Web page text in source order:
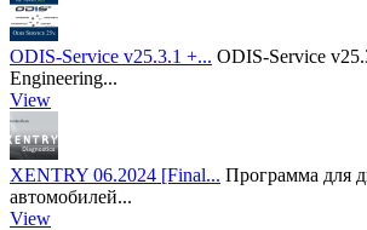
ODIS-Service v25.3.1 +... ODIS-Service
Engineering...
View
XENTRY 06.2024 [Final... Программа для
автомобилей...
View